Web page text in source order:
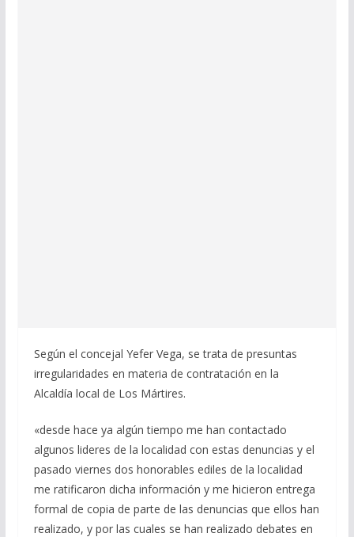
Según el concejal Yefer Vega, se trata de presuntas
irregularidades en materia de contratación en la
Alcaldía local de Los Mártires.
«desde hace ya algún tiempo me han contactado
algunos lideres de la localidad con estas denuncias y el
pasado viernes dos honorables ediles de la localidad
me ratificaron dicha información y me hicieron entrega
formal de copia de parte de las denuncias que ellos han
realizado, y por las cuales se han realizado debates en